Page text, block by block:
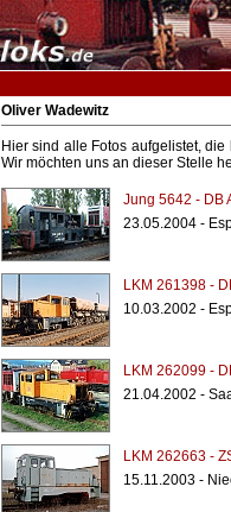
Oliver Wadewitz
Hier sind alle Fotos aufgelistet,
Wir möchten uns an dieser Stelle
Jung 5642 - DB
23.05.2004 -
LKM 261398 -
10.03.2002 -
LKM 262099 -
21.04.2002 -
LKM 262663 -
15.11.2003 -